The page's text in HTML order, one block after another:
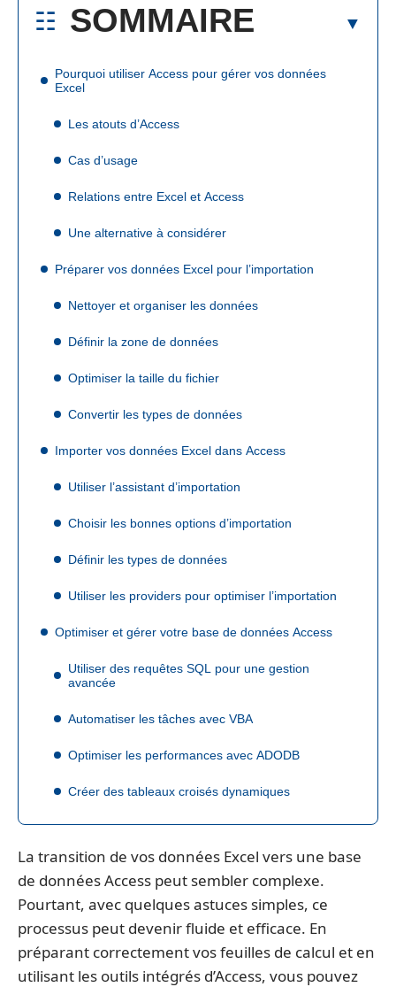
SOMMAIRE
Pourquoi utiliser Access pour gérer vos données
Excel
Les atouts d’Access
Cas d’usage
Relations entre Excel et Access
Une alternative à considérer
Préparer vos données Excel pour l’importation
Nettoyer et organiser les données
Définir la zone de données
Optimiser la taille du fichier
Convertir les types de données
Importer vos données Excel dans Access
Utiliser l’assistant d’importation
Choisir les bonnes options d’importation
Définir les types de données
Utiliser les providers pour optimiser l’importation
Optimiser et gérer votre base de données Access
Utiliser des requêtes SQL pour une gestion
avancée
Automatiser les tâches avec VBA
Optimiser les performances avec ADODB
Créer des tableaux croisés dynamiques
La transition de vos données Excel vers une base
de données Access peut sembler complexe.
Pourtant, avec quelques astuces simples, ce
processus peut devenir fluide et efficace. En
préparant correctement vos feuilles de calcul et en
utilisant les outils intégrés d’Access, vous pouvez